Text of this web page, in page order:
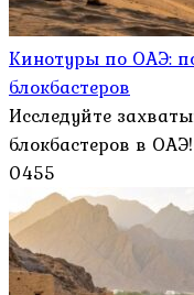
Кинотуры по ОАЭ:
блокбастеров
Исследуйте
блокбастеров в ОАЭ!
0455